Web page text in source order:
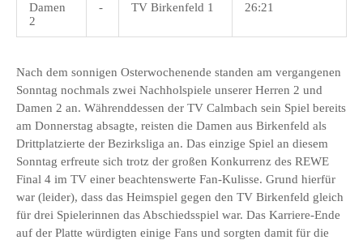
Damen
2
- TV Birkenfeld 1 26:21
Nach dem sonnigen Osterwochenende standen am vergangenen
Sonntag nochmals zwei Nachholspiele unserer Herren 2 und
Damen 2 an. Währenddessen der TV Calmbach sein Spiel bereits
am Donnerstag absagte, reisten die Damen aus Birkenfeld als
Drittplatzierte der Bezirksliga an. Das einzige Spiel an diesem
Sonntag erfreute sich trotz der großen Konkurrenz des REWE
Final 4 im TV einer beachtenswerte Fan-Kulisse. Grund hierfür
war (leider), dass das Heimspiel gegen den TV Birkenfeld gleich
für drei Spielerinnen das Abschiedsspiel war. Das Karriere-Ende
auf der Platte würdigten einige Fans und sorgten damit für die